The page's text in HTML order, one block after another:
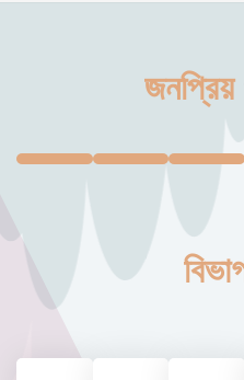
জনপ্রিয়